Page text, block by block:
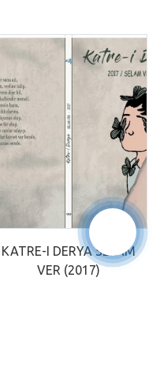
KATRE-I DERYA SELAM
VER (2017)